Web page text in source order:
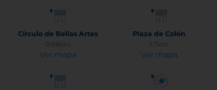
Círculo de Bellas Artes
0.98km
Ver mapa
Plaza de Colón
1.7km
Ver mapa